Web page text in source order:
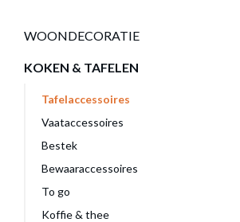
WOONDECORATIE
KOKEN & TAFELEN
Tafelaccessoires
Vaataccessoires
Bestek
Bewaaraccessoires
To go
Koffie & thee